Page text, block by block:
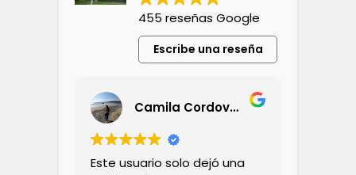
455 reseñas Google
Escribe una reseña
Camila Cordovez Olivares
Este usuario solo dejó una